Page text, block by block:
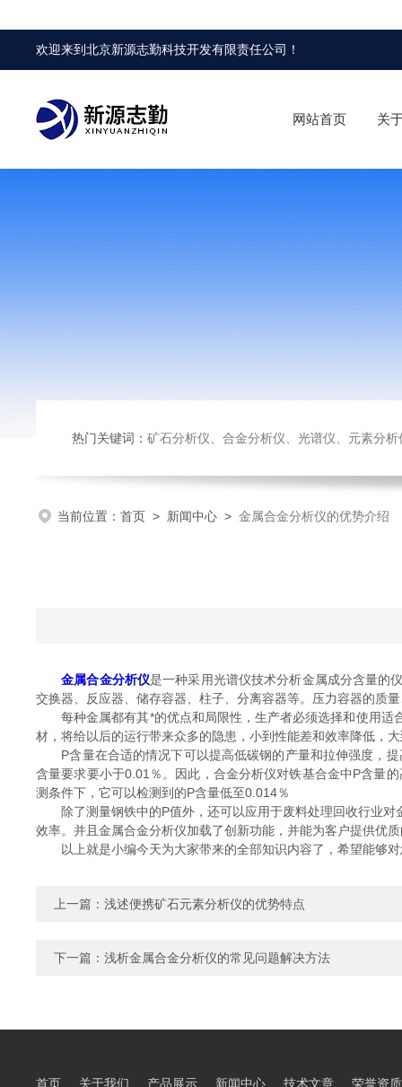
欢迎来到北京新源志勤科技开发有限责任公司 ！
网站首页 关
热门关键词： 矿石分析仪、合金分析仪、光谱仪、元素分析
当前位置： 首页 > 新闻中心 > 金属合金分析仪的优势介绍
金属合金分析仪是一种采用光谱仪技术分析金属成分含量的
交换器、反应器、储存容器、柱子、分离容器等。压力容器的质
每种金属都有其*的优点和局限性，生产者必须选择和使用适
材，将给以后的运行带来众多的隐患，小到性能差和效率降低，
P含量在合适的情况下可以提高低碳钢的产量和拉伸强度，提
含量要求要小于0.01％。因此，合金分析仪对铁基合金中P含量
测条件下，它可以检测到的P含量低至0.014％
除了测量钢铁中的P值外，还可以应用于废料处理回收行业对
效率。并且金属合金分析仪加载了创新功能，并能为客户提供优
以上就是小编今天为大家带来的全部知识内容了，希望能够对
上一篇： 浅述便携矿石元素分析仪的优势特点
下一篇： 浅析金属合金分析仪的常见问题解决方法
首页 关于我们 产品展示 新闻中心 技术文章 荣誉资质